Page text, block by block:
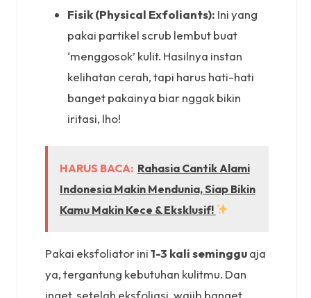
Fisik (Physical Exfoliants): Ini yang
pakai partikel scrub lembut buat
‘menggosok’ kulit. Hasilnya instan
kelihatan cerah, tapi harus hati-hati
banget pakainya biar nggak bikin
iritasi, lho!
HARUS BACA: Rahasia Cantik Alami
Indonesia Makin Mendunia, Siap Bikin
Kamu Makin Kece & Eksklusif!
Pakai eksfoliator ini1-3 kali semingguaja
ya, tergantung kebutuhan kulitmu. Dan